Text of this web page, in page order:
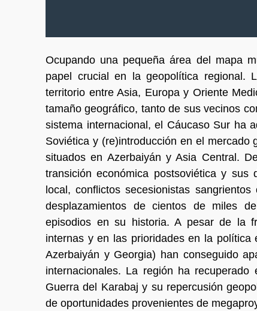
Ocupando una pequeña área del mapa
papel crucial en la geopolítica regional.
territorio entre Asia, Europa y Oriente
tamaño geográfico, tanto de sus vecinos
sistema internacional, el Cáucaso Sur ha
Soviética y (re)introducción en el
situados en Azerbaiyán y Asia Central.
transición económica postsoviética y
local, conflictos secesionistas
desplazamientos de cientos de miles
episodios en su historia. A pesar de la
internas y en las prioridades en la política
Azerbaiyán y Georgia) han conseguido
internacionales. La región ha
Guerra del Karabaj y su repercusión
de oportunidades provenientes de